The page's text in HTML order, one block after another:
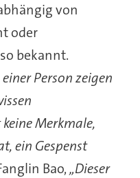
von
oder
bekannt.
Person zeigen
Merkmale,
ein Gespenst
Bao,„Dieser